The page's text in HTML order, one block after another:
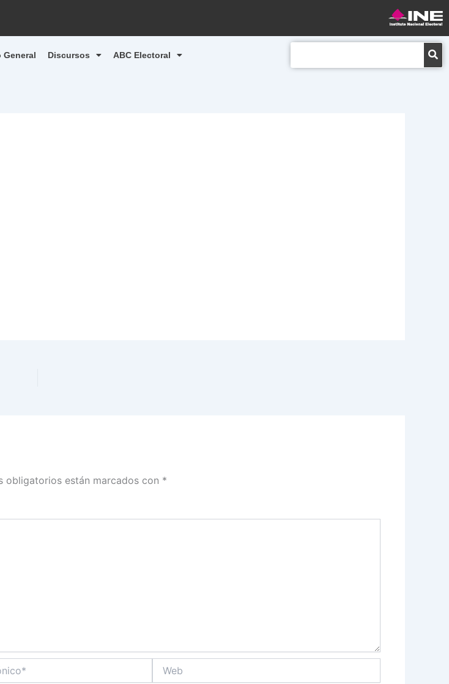
General Discursos ABC Electoral
obligatorios están marcados con *